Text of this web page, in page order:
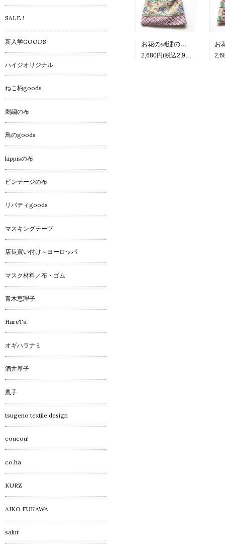
お花の刺繍の四角巾着_3 リボン
SALE !
新入学GOODS
ハイジオリジナル
ねこ柄goods
刺繍の布
鳥のgoods
kippisの布
ビンテージの布
リバティgoods
マスキングテープ
店長買い付け～ヨーロッパ
マスク材料／布・ゴム
青木恵理子
HareTa
オギハラナミ
酒井厚子
風子
tsugeno textile design
coucou!
co.ha
KURZ
AIKO FUKAWA
salut